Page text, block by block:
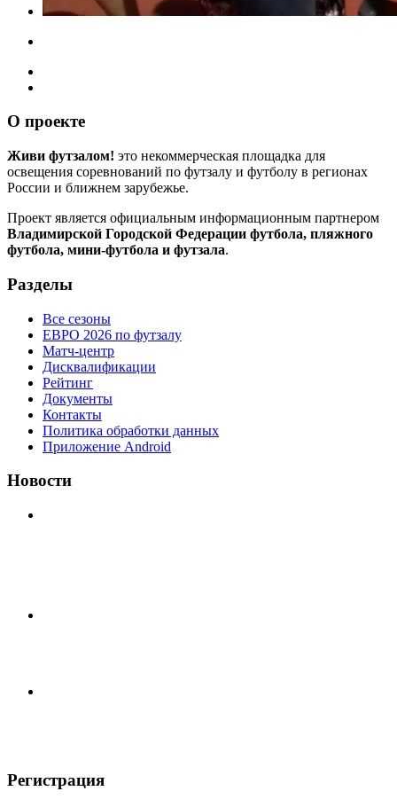
О проекте
Живи футзалом! это некоммерческая площадка для
освещения соревнований по футзалу и футболу в регионах
России и ближнем зарубежье.
Проект является официальным информационным партнером
Владимирской Городской Федерации футбола, пляжного
футбола, мини-футбола и футзала.
Разделы
Все сезоны
ЕВРО 2026 по футзалу
Матч-центр
Дисквалификации
Рейтинг
Документы
Контакты
Политика обработки данных
Приложение Android
Новости
Регистрация